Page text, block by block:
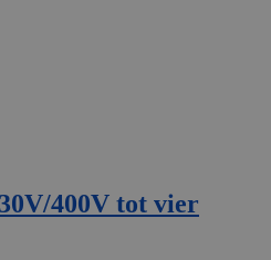
400V tot vier